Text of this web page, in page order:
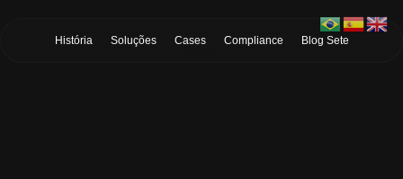
História Soluções Cases Compliance Blog Sete